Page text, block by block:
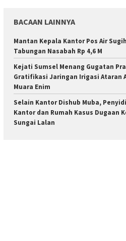
BACAAN LAINNYA
Mantan Kepala Kantor Pos Air
Tabungan Nasabah Rp 4,6 M
Kejati Sumsel Menang Gugatan
Gratifikasi Jaringan Irigasi Ataran
Muara Enim
Selain Kantor Dishub Muba,
Kantor dan Rumah Kasus Dugaan
Sungai Lalan